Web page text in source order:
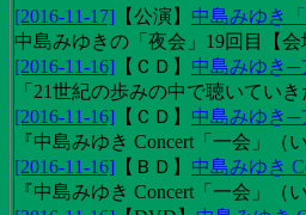
[2016-11-17] 【公演】 中島みゆき
中島みゆきの「夜会」19回目【
[2016-11-16] 【 ＣＤ 】 中島みゆき─
「21世紀の歩みの中で聴いてい
[2016-11-16] 【 ＣＤ 】 中島みゆき─
『中島みゆき Concert「一会」
[2016-11-16] 【 ＢＤ 】 中島みゆき
『中島みゆき Concert「一会」